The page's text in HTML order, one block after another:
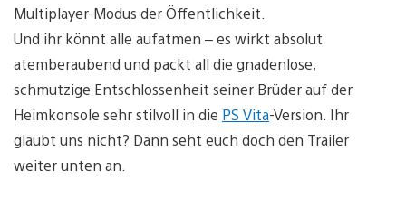
Multiplayer-Modus der Öffentlichkeit.
Und ihr könnt alle aufatmen – es wirkt absolut
atemberaubend und packt all die gnadenlose,
schmutzige Entschlossenheit seiner Brüder auf der
Heimkonsole sehr stilvoll in die PS Vita-Version. Ihr
glaubt uns nicht? Dann seht euch doch den Trailer
weiter unten an.